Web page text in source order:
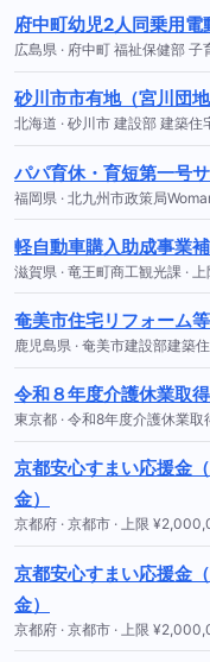
府中町幼児2人同乗用
広島県 · 府中町 福祉保健部
砂川市市有地（宮川団
北海道 · 砂川市 建設部 建築
パパ育休・育短第一号
福岡県 · 北九州市政策局
軽自動車購入助成事業
滋賀県 · 竜王町商工観光課 ·
奄美市住宅リフォーム
鹿児島県 · 奄美市建設部建
令和８年度介護休業取
東京都 · 令和8年度介護休業
京都安心すまい応援金
金）
京都府 · 京都市 · 上限
京都安心すまい応援金
金）
京都府 · 京都市 · 上限